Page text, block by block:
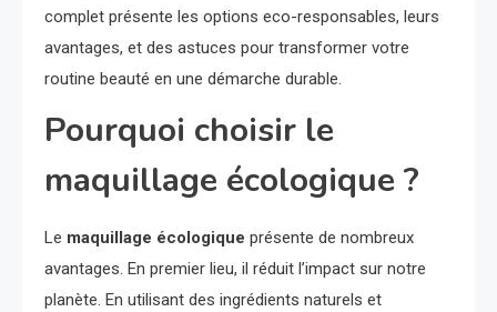
complet présente les options eco-responsables, leurs
avantages, et des astuces pour transformer votre
routine beauté en une démarche durable.
Pourquoi choisir le
maquillage écologique ?
Le maquillage écologique présente de nombreux
avantages. En premier lieu, il réduit l’impact sur notre
planète. En utilisant des ingrédients naturels et